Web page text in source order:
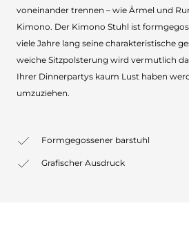
voneinander trennen – wie Ärmel und
Kimono. Der Kimono Stuhl ist
viele Jahre lang seine charakteristische
weiche Sitzpolsterung wird vermutlich
Ihrer Dinnerpartys kaum Lust haben
umzuziehen.
Formgegossener barstuhl
Grafischer Ausdruck